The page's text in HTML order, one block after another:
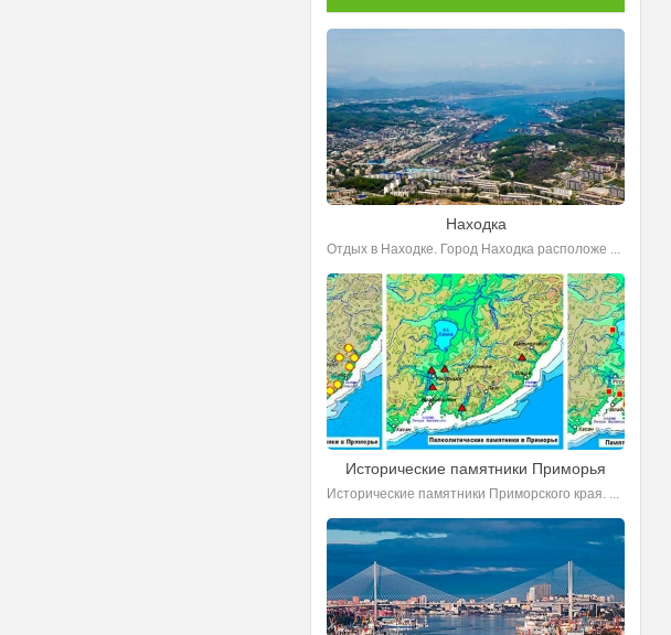
Находка
Отдых в Находке. Город Находка расположе ...
Исторические памятники Приморья
Исторические памятники Приморского края. ...